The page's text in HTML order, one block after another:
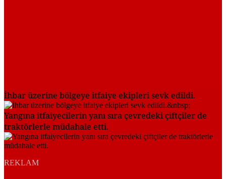
İhbar üzerine bölgeye itfaiye ekipleri sevk edildi.
Yangına itfaiyecilerin yanı sıra çevredeki çiftçiler de
traktörlerle müdahale etti.
REKLAM